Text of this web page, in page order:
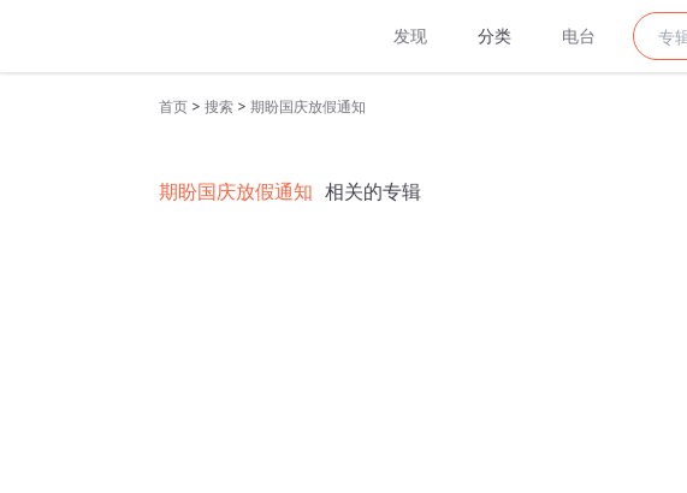
发现 分类 电台
首页 > 搜索 > 期盼国庆放假通知
期盼国庆放假通知 相关的专辑